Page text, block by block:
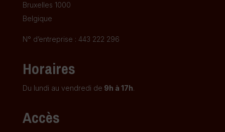
Bruxelles 1000
Belgique
N° d’entreprise : 443 222 296
Horaires
Du lundi au vendredi de 9h à 17h.
Accès